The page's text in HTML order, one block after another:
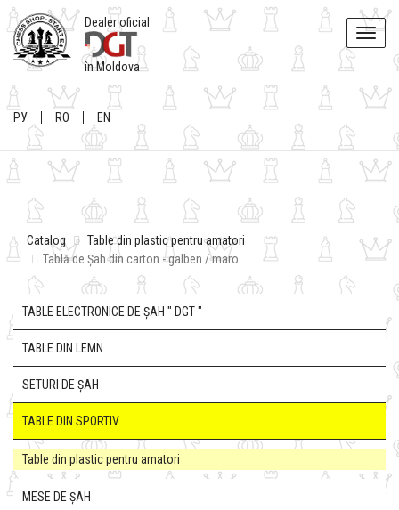
Toggle
Dealer oficial
în Moldova
РУ RO EN
Catalog
Table din plastic pentru amatori
Tablă de Șah din carton - galben / maro
TABLE ELECTRONICE DE ȘAH " DGT "
TABLE DIN LEMN
SETURI DE ȘAH
TABLE DIN SPORTIV
Table din plastic pentru amatori
MESE DE ȘAH